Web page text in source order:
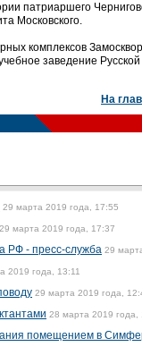
патриаршего
Московского.
комплексов
заведение Русской
На
29 марта 2019 года, 17:55
29 марта 2019 года, 17:37
РФ - пресс-служба 29
2019 года, 13:11
29 марта 2019 года,
28 марта 2019 года,
помещением в